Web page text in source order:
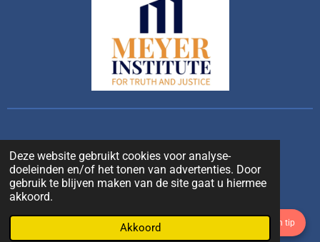
Deze website gebruikt cookies voor analyse-
doeleinden en/of het tonen van advertenties. Door
gebruik te blijven maken van de site gaat u hiermee
akkoord.
Akkoord
k
Stuur ons een tip